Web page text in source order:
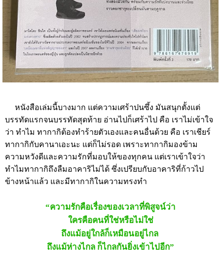
หนังสือเล่มนี้บางมาก แต่ความเศร้าปนซึ้ง มันสนุกตั้งแต่
บรรทัดแรกจนบรรทัดสุดท้าย อ่านไปก็เศร้าไป คือ เราไม่เข้าใจ
ว่า ทำไม ทากากิต้องทำร้ายตัวเองและคนอื่นด้วย คือ เราเชียร์
ทากากิกับคานาเอะนะ แต่ก็ไม่รอด เพราะทากากิมองข้าม
ความหวังดีและความรักที่มอบให้ของทุกคน แต่เราเข้าใจว่า
ทำไมทากากิถึงลืมอาคาริไม่ได้ ซึ่งเปรียบกับอาคาริที่ก้าวไป
ข้างหน้าแล้ว และมีทากากิในความทรงทำ
“ความรักคือเรื่องของเวลาที่พิสูจน์ว่า
ใครคือคนที่ใช่หรือไม่ใช่
ถึงแม้อยู่ใกล้ก็เหมือนอยู่ไกล
ถึงแม้ห่างไกล ก็ไกลกันยิ่งเข้าไปอีก”